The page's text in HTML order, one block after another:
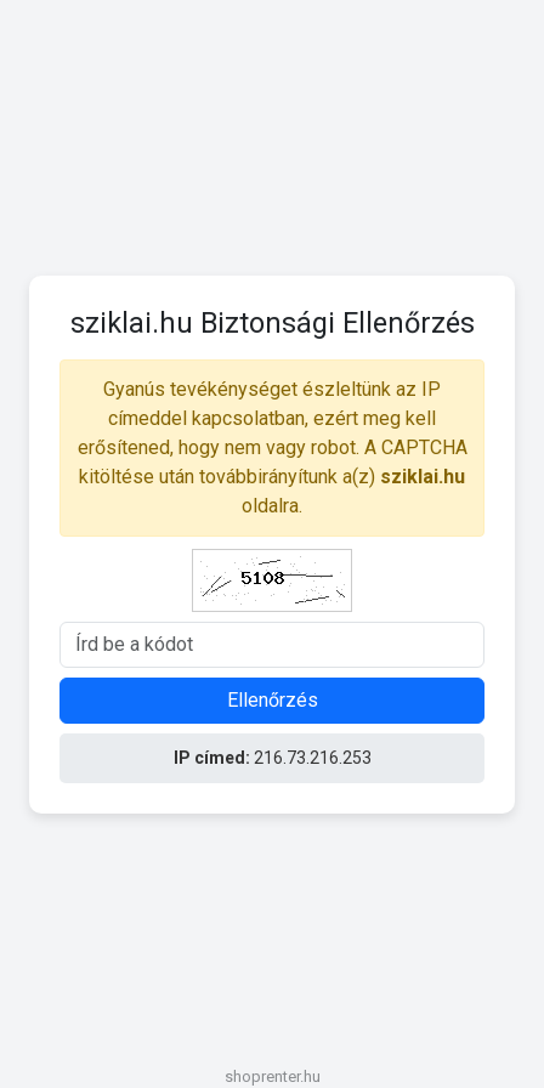
sziklai.hu Biztonsági Ellenőrzés
Gyanús tevékénységet észleltünk az IP
címeddel kapcsolatban, ezért meg kell
erősítened, hogy nem vagy robot. A CAPTCHA
kitöltése után továbbirányítunk a(z) sziklai.hu
oldalra.
Ellenőrzés
IP címed: 216.73.216.253
shoprenter.hu